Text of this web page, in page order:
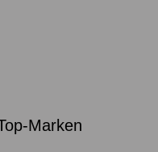
Marken